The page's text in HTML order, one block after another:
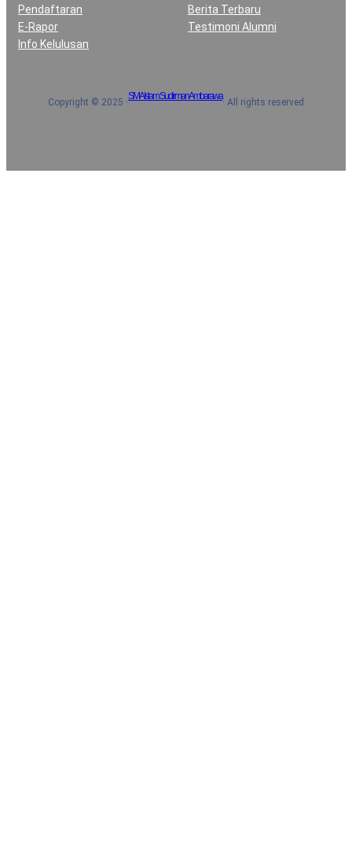
Pendaftaran
E-Rapor
Info Kelulusan
Berita Terbaru
Testimoni Alumni
Copyright © 2025 ·
SMA Islam Sudirman Ambarawa
· All rights reserved